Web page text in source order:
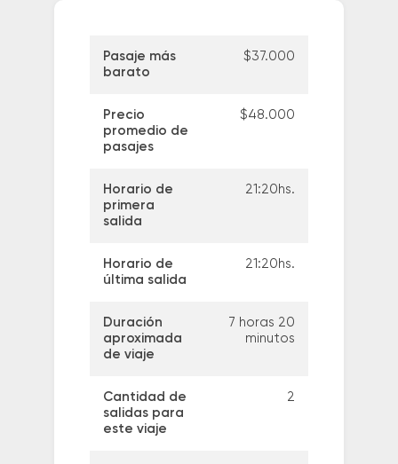
Pasaje más
barato
$37.000
Precio
promedio de
pasajes
$48.000
Horario de
primera
salida
21:20hs.
Horario de
última salida
21:20hs.
Duración
aproximada
de viaje
7 horas 20
minutos
Cantidad de
salidas para
este viaje
2